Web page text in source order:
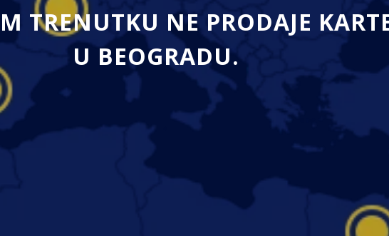
TRENUTKU NE PRODAJE
U BEOGRADU.